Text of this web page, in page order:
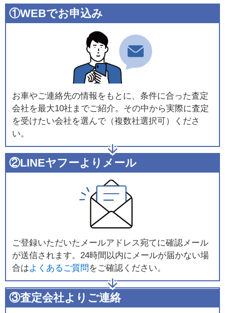
①WEBでお申込み
お車やご連絡先の情報をもとに、条件に合った査定
会社を最大10社までご紹介。その中から実際に査定
を受けたい会社を選んで（複数社選択可）くださ
い。
②LINEヤフーよりメール
ご登録いただいたメールアドレス宛てに確認メール
が送信されます。24時間以内にメールが届かない場
合はよくあるご質問 をご確認ください。
③査定会社よりご連絡